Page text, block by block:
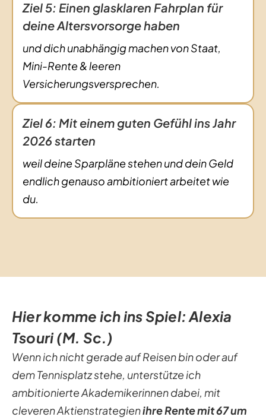
Ziel 5: Einen glasklaren Fahrplan für
deine Altersvorsorge haben
und dich unabhängig machen von Staat,
Mini-Rente & leeren
Versicherungsversprechen.
Ziel 6: Mit einem guten Gefühl ins Jahr
2026 starten
weil deine Sparpläne stehen und dein Geld
endlich genauso ambitioniert arbeitet wie
du.
Hier komme ich ins Spiel: Alexia
Tsouri (M. Sc.)
Wenn ich nicht gerade auf Reisen bin oder auf
dem Tennisplatz stehe, unterstütze ich
ambitionierte Akademikerinnen dabei, mit
cleveren Aktienstrategienihre Rente mit 67 um